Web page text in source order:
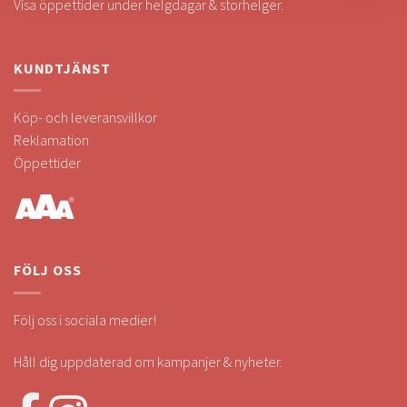
Visa öppettider under helgdagar & storhelger.
KUNDTJÄNST
Köp- och leveransvillkor
Reklamation
Öppettider
FÖLJ OSS
Följ oss i sociala medier!
Håll dig uppdaterad om kampanjer & nyheter.